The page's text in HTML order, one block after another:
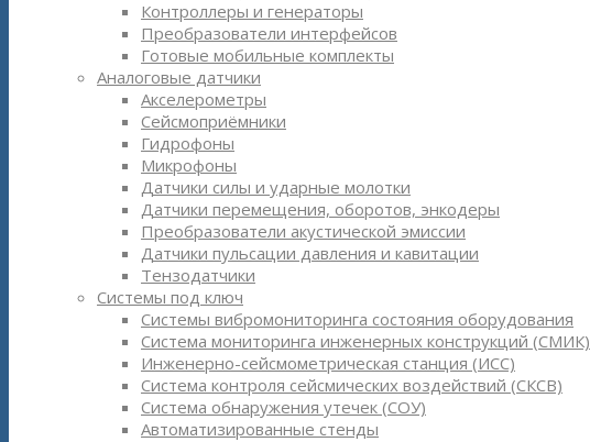
Контроллеры и генераторы
Преобразователи интерфейсов
Готовые мобильные комплекты
Аналоговые датчики
Акселерометры
Сейсмоприёмники
Гидрофоны
Микрофоны
Датчики силы и ударные молотки
Датчики перемещения, оборотов, энкодеры
Преобразователи акустической эмиссии
Датчики пульсации давления и кавитации
Тензодатчики
Системы под ключ
Системы вибромониторинга состояния оборудования
Система мониторинга инженерных конструкций (СМИК)
Инженерно-сейсмометрическая станция (ИСС)
Система контроля сейсмических воздействий (СКСВ)
Система обнаружения утечек (СОУ)
Автоматизированные стенды